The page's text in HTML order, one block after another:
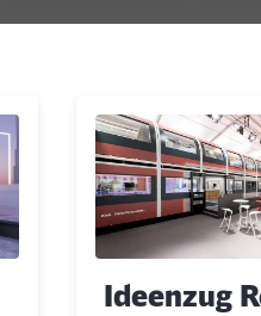
Ideenzug
Möchten Sie
Abbrechen